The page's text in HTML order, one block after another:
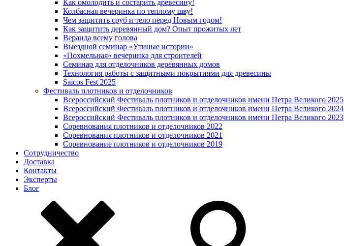
Как омолодить и состарить древесину!
Колбасная вечеринка по теплому шву!
Чем защитить сруб и тело перед Новым годом!
Как защитить деревянный дом? Опыт прожитых лет
Веранда всему голова
Выездной семинар «Утиные истории»
«Похмельная» вечеринка для строителей
Семинар для отделочников деревянных домов
Технология работы с защитными покрытиями для древесины
Saicos Fest 2025
Фестиваль плотников и отделочников
Всероссийский Фестиваль плотников и отделочников имени Петра Великого 2025
Всероссийский Фестиваль плотников и отделочников имени Петра Великого 2024
Всероссийский Фестиваль плотников и отделочников имени Петра Великого 2023
Соревнования плотников и отделочников 2022
Соревнования плотников и отделочников 2021
Соревнование плотников и отделочников 2019
Сотрудничество
Доставка
Контакты
Эксперты
Блог